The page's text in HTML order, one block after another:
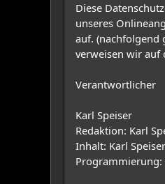
Diese
unseres
auf. (nachfolgend
verweisen wir auf
Verantwortlicher
Karl Speiser
Redaktion: Karl
Inhalt: Karl
Programmierung: